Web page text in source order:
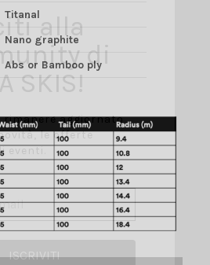
Titanal
Nano graphite
Abs or Bamboo ply
alla
di
SKIS!
aggiornato
le offerte
eventi.
ISCRIVITI